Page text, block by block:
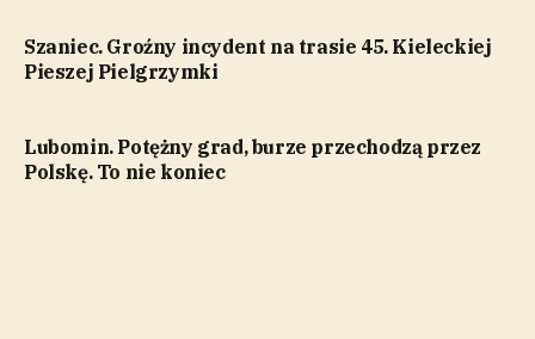
Szaniec. Groźny incydent na trasie 45. Kieleckiej
Pieszej Pielgrzymki
Lubomin. Potężny grad, burze przechodzą przez
Polskę. To nie koniec